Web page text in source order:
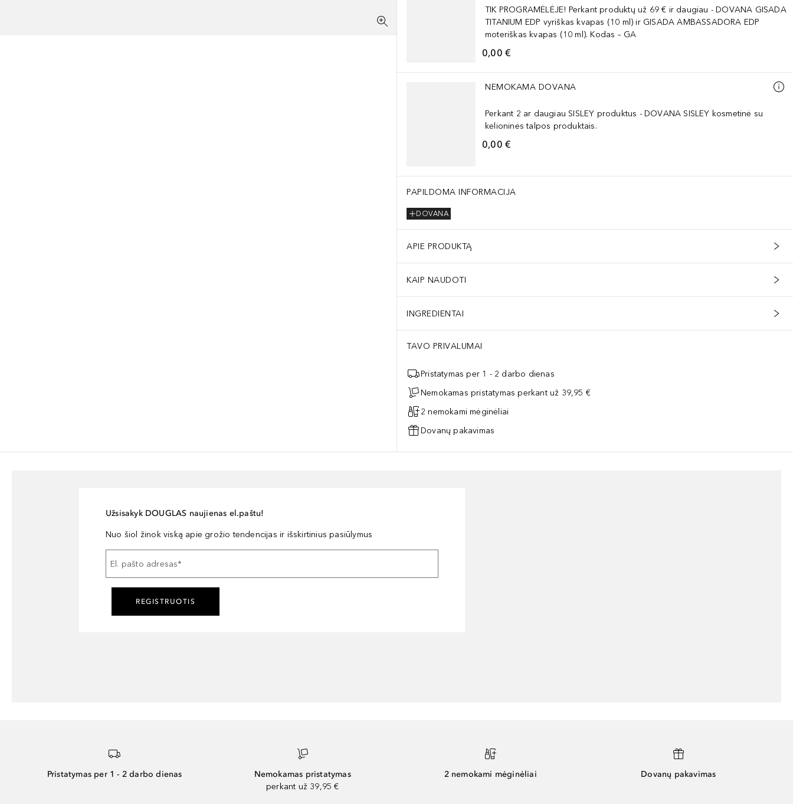
TIK PROGRAMĖLĖJE! Perkant produktų už 69 € ir daugiau - DOVANA GISADA
TITANIUM EDP vyriškas kvapas (10 ml) ir GISADA AMBASSADORA EDP
moteriškas kvapas (10 ml). Kodas – GA
0,00 €
Praleisti slankiklį
NEMOKAMA DOVANA
Perkant 2 ar daugiau SISLEY produktus - DOVANA SISLEY kosmetinė su
kelioninės talpos produktais.
0,00 €
PAPILDOMA INFORMACIJA
DOVANA
APIE PRODUKTĄ
KAIP NAUDOTI
INGREDIENTAI
TAVO PRIVALUMAI
Pristatymas per 1 - 2 darbo dienas
Nemokamas pristatymas perkant už 39,95 €
2 nemokami mėginėliai
Dovanų pakavimas
Užsisakyk DOUGLAS naujienas el.paštu!
Nuo šiol žinok viską apie grožio tendencijas ir išskirtinius pasiūlymus
El. pašto adresas*
REGISTRUOTIS
Pristatymas per 1 - 2 darbo dienas
Nemokamas pristatymas
perkant už 39,95 €
2 nemokami mėginėliai Dovanų pakavimas